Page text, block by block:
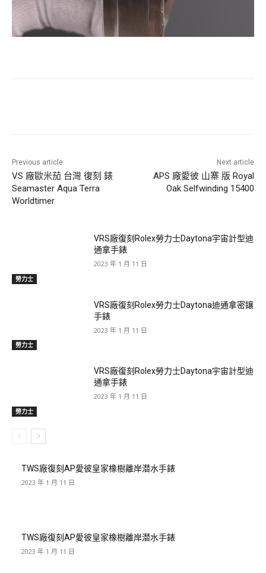
Previous article
VS 廠歐米茄 台灣 復刻 錶
Seamaster Aqua Terra
Worldtimer
Next article
APS 廠愛彼 山寨 版 Royal
Oak Selfwinding 15400
勞力士
VRS廠復刻Rolex勞力士Daytona宇宙計型迪
通拿手錶
2023 年 1 月 11 日
勞力士
VRS廠復刻Rolex勞力士Daytona迪通拿密鑲
手錶
2023 年 1 月 11 日
勞力士
VRS廠復刻Rolex勞力士Daytona宇宙計型迪
通拿手錶
2023 年 1 月 11 日
TWS廠復刻AP愛彼皇家橡樹離岸潜水手錶
2023 年 1 月 11 日
TWS廠復刻AP愛彼皇家橡樹離岸潜水手錶
2023 年 1 月 11 日